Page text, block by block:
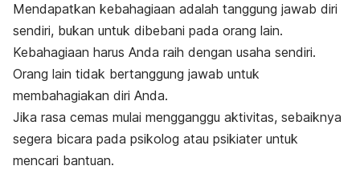
Mendapatkan kebahagiaan adalah tanggung jawab diri
sendiri, bukan untuk dibebani pada orang lain.
Kebahagiaan harus Anda raih dengan usaha sendiri.
Orang lain tidak bertanggung jawab untuk
membahagiakan diri Anda.
Jika rasa cemas mulai mengganggu aktivitas, sebaiknya
segera bicara pada psikolog atau psikiater untuk
mencari bantuan.